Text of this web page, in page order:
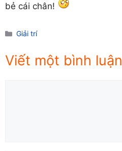
bẻ cái chân!
Danh
Giải trí
Viết một bình luận